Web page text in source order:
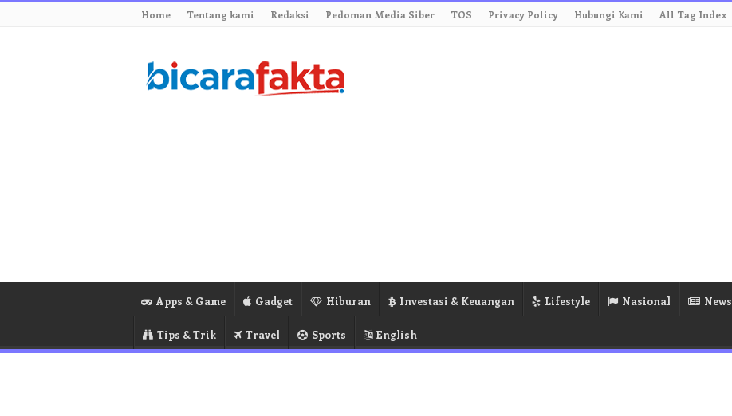
Home Tentang kami Redaksi Pedoman Media Siber TOS Privacy Policy Hubungi Kami All Tag Index
Apps & Game Gadget Hiburan Investasi & Keuangan Lifestyle Nasional News
Tips & Trik Travel Sports English